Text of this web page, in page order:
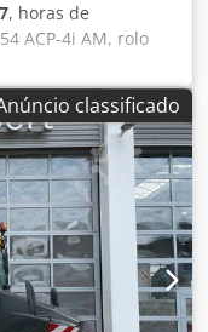
, horas de
ACP-4i AM, rolo
2017, horas
Kubota [55,4
de asfalto em
com revestimento
imediato. Crsdszq
uma proposta de
) terá todo o
consulte o
venda prévia!
Contacte Tobias
classificado